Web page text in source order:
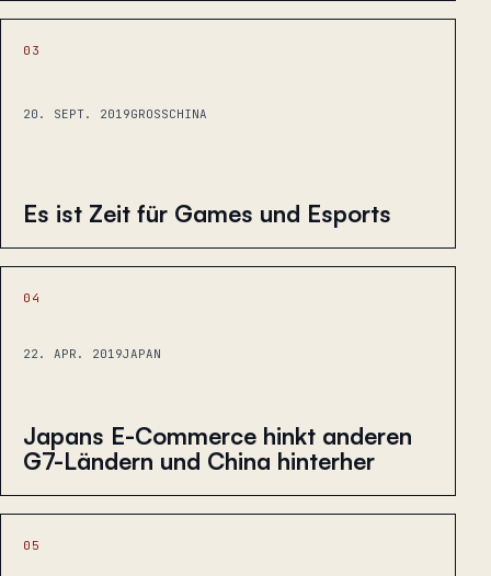
03
20. SEPT. 2019GROSSCHINA
Es ist Zeit für Games und Esports
04
22. APR. 2019JAPAN
Japans E-Commerce hinkt anderen
G7-Ländern und China hinterher
05